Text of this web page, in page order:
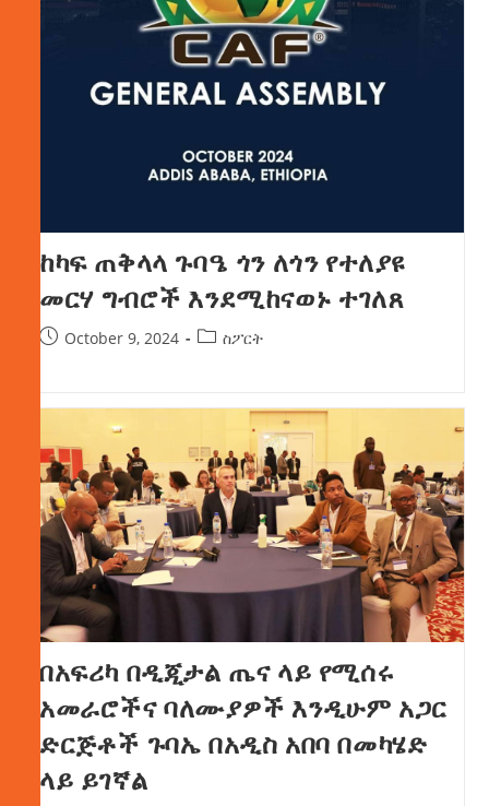
ከካፍ ጠቅላላ ጉባዔ ጎን ለጎን የተለያዩ
መርሃ ግብሮች እንደሚከናወኑ ተገለጸ
October 9, 2024 ስፖርት
በአፍሪካ በዲጂታል ጤና ላይ የሚሰሩ
አመራሮችና ባለሙያዎች እንዲሁም አጋር
ድርጅቶች ጉባኤ በአዲስ አበባ በመካሄድ
ላይ ይገኛል